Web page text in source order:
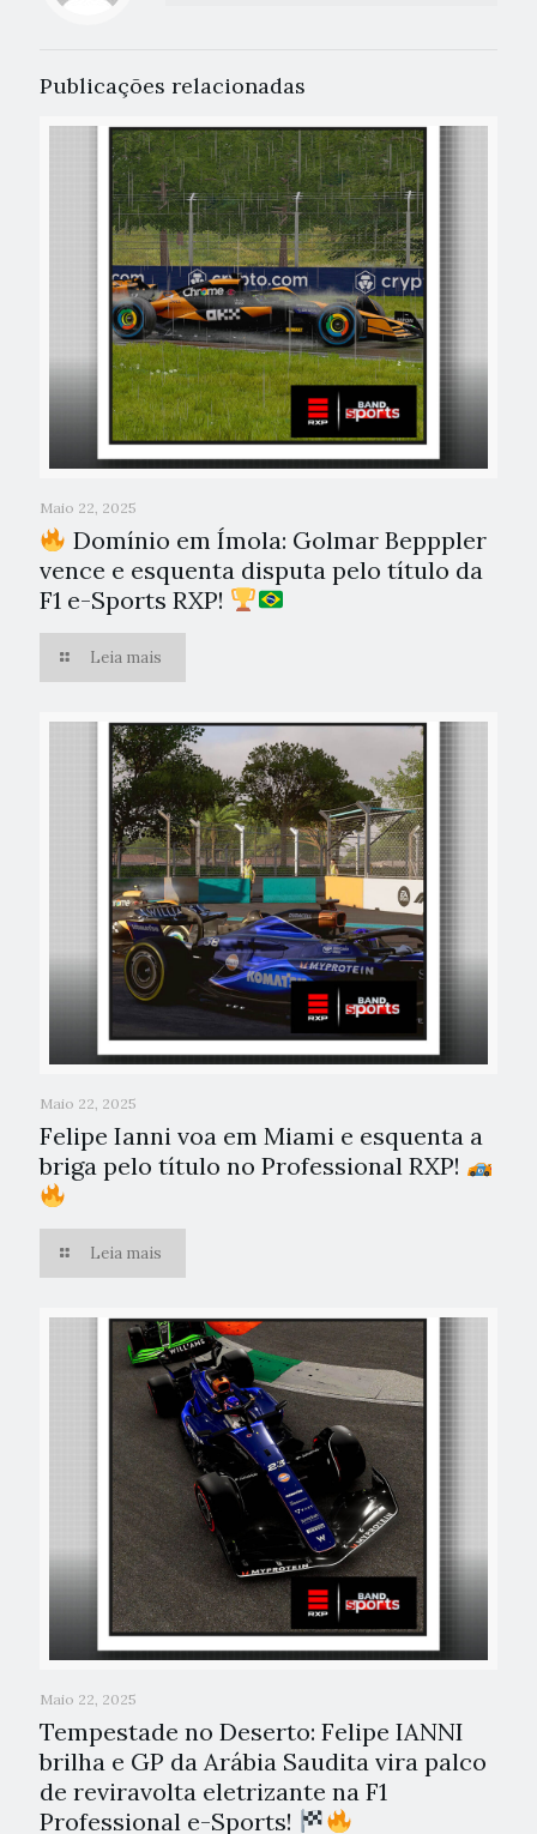
Publicações relacionadas
Maio 22, 2025
Domínio em Ímola: Golmar Bepppler
vence e esquenta disputa pelo título da
F1 e-Sports RXP!
Leia mais
Maio 22, 2025
Felipe Ianni voa em Miami e esquenta a
briga pelo título no Professional RXP!
Leia mais
Maio 22, 2025
Tempestade no Deserto: Felipe IANNI
brilha e GP da Arábia Saudita vira palco
de reviravolta eletrizante na F1
Professional e-Sports!